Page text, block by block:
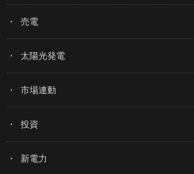
売電
太陽光発電
市場連動
投資
新電力